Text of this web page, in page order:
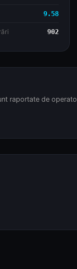
9.58
902
raportate de